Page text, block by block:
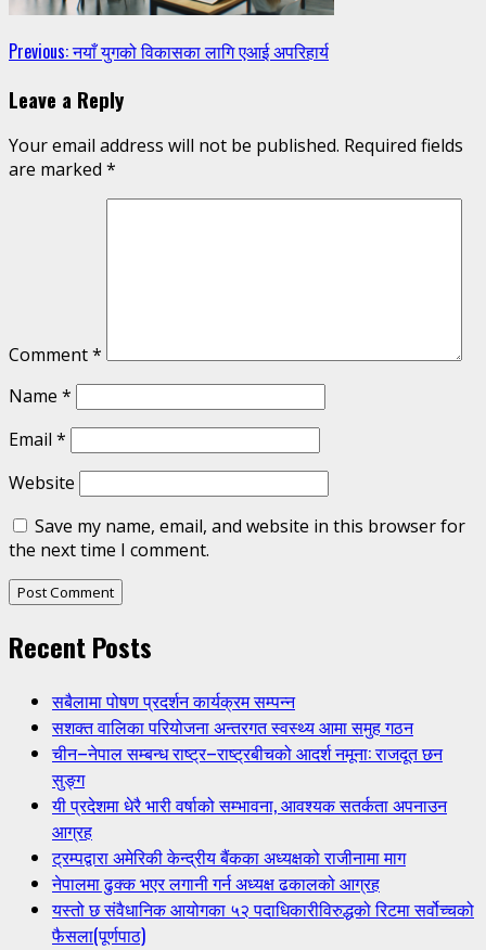
Continue
Reading
Previous:नयाँ युगको विकासका लागि एआई अपरिहार्य
Leave a Reply
Your email address will not be published. Required fields
are marked *
Comment*
Name *
Email *
Website
Save my name, email, and website in this browser for
the next time I comment.
Recent Posts
सबैलामा पोषण प्रदर्शन कार्यक्रम सम्पन्न
सशक्त वालिका परियोजना अन्तरगत स्वस्थ्य आमा समुह गठन
चीन–नेपाल सम्बन्ध राष्ट्र–राष्ट्रबीचको आदर्श नमूना: राजदूत छन
सुङ्ग
यी प्रदेशमा धेरै भारी वर्षाको सम्भावना, आवश्यक सतर्कता अपनाउन
आग्रह
ट्रम्पद्वारा अमेरिकी केन्द्रीय बैंकका अध्यक्षको राजीनामा माग
नेपालमा ढुक्क भएर लगानी गर्न अध्यक्ष ढकालको आग्रह
यस्तो छ संवैधानिक आयोगका ५२ पदाधिकारीविरुद्धको रिटमा सर्वोच्चको
फैसला(पूर्णपाठ)